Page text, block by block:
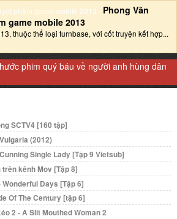
Phong Vân
game mobile 2013‎
thuộc thể loại turnbase, với cốt truyện kết hợp...
phim quý báu về người anh hùng dân
SCTV4 [160 tập]
(2012)
Single Lady [Tập 9 Vietsub]
kênh Mov [Tập 8]
Days [Tập 6]
Of The Century [tập 6]
2 - A Slit Mouthed Woman 2